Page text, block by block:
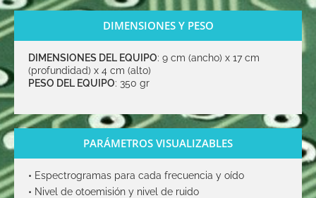
DIMENSIONES Y PESO
DIMENSIONES DEL EQUIPO: 9 cm (ancho) x 17 cm
(profundidad) x 4 cm (alto)
PESO DEL EQUIPO: 350 gr
PARÁMETROS VISUALIZABLES
• Espectrogramas para cada frecuencia y oído
• Nivel de otoemisión y nivel de ruido